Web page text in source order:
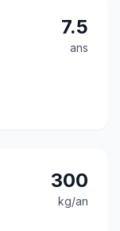
7.5
ans
300
kg/an